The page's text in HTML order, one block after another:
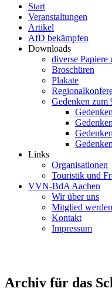
Start
Veranstaltungen
Artikel
AfD bekämpfen
Downloads
diverse Papiere
Broschüren
Plakate
Gedenken zum
Links
Organisationen
Touristik und
VVN-BdA Aachen
Wir über uns
Mitglied werden
Kontakt
Impressum
Archiv für das